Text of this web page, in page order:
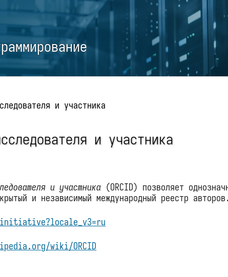
и участника
и участника
и участника (ORCID) позволяет
и независимый международный реестр авторов.
wiki/ORCID